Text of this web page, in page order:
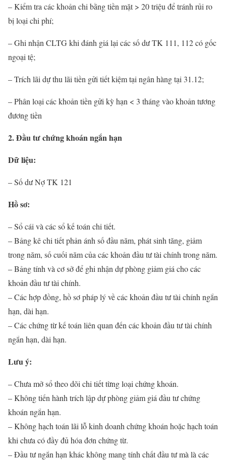
– Kiểm tra các khoản chi bằng tiền mặt > 20 triệu để tránh rủi ro
bị loại chi phí;
– Ghi nhận CLTG khi đánh giá lại các số dư TK 111, 112 có gốc
ngoại tệ;
– Trích lãi dự thu lãi tiền gửi tiết kiệm tại ngân hàng tại 31.12;
– Phân loại các khoản tiền gửi kỳ hạn < 3 tháng vào khoản tương
đương tiền
2. Đầu tư chứng khoán ngắn hạn
Dữ liệu:
– Số dư Nợ TK 121
Hồ sơ:
– Sổ cái và các sổ kế toán chi tiết.
– Bảng kê chi tiết phản ánh số đầu năm, phát sinh tăng, giảm
trong năm, số cuối năm của các khoản đầu tư tài chính trong năm.
– Bảng tính và cơ sở để ghi nhận dự phòng giảm giá cho các
khoản đầu tư tài chính.
– Các hợp đồng, hồ sơ pháp lý về các khoản đầu tư tài chính ngắn
hạn, dài hạn.
– Các chứng từ kế toán liên quan đến các khoản đầu tư tài chính
ngắn hạn, dài hạn.
Lưu ý:
– Chưa mở sổ theo dõi chi tiết từng loại chứng khoán.
– Không tiến hành trích lập dự phòng giảm giá đầu tư chứng
khoán ngắn hạn.
– Không hạch toán lãi lỗ kinh doanh chứng khoán hoặc hạch toán
khi chưa có đầy đủ hóa đơn chứng từ.
– Đầu tư ngắn hạn khác không mang tính chất đầu tư mà là các